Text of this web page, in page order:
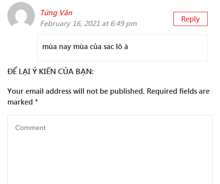
Tứng Văn
February 16, 2021 at 6:49 pm
Reply
mùa nay mùa của sac lô à
ĐỂ LẠI Ý KIẾN CỦA BẠN:
Your email address will not be published. Required fields are
marked *